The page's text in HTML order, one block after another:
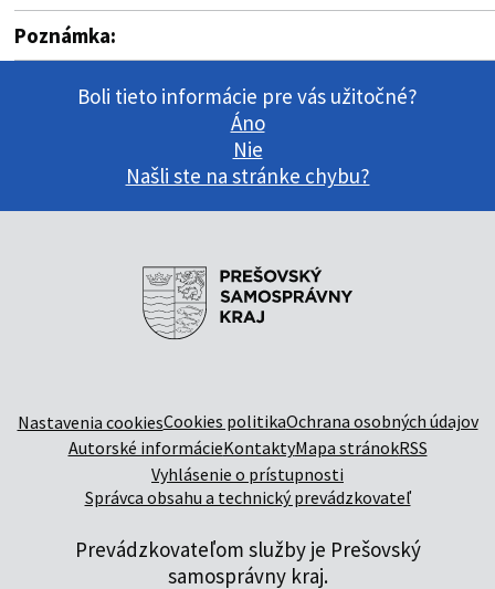
Poznámka:
Boli tieto informácie pre vás užitočné?
Áno
Nie
Našli ste na stránke chybu?
Nastavenia cookiesCookies politikaOchrana osobných údajov
Autorské informácieKontaktyMapa stránokRSS
Vyhlásenie o prístupnosti
Správca obsahu a technický prevádzkovateľ
Prevádzkovateľom služby je Prešovský
samosprávny kraj.